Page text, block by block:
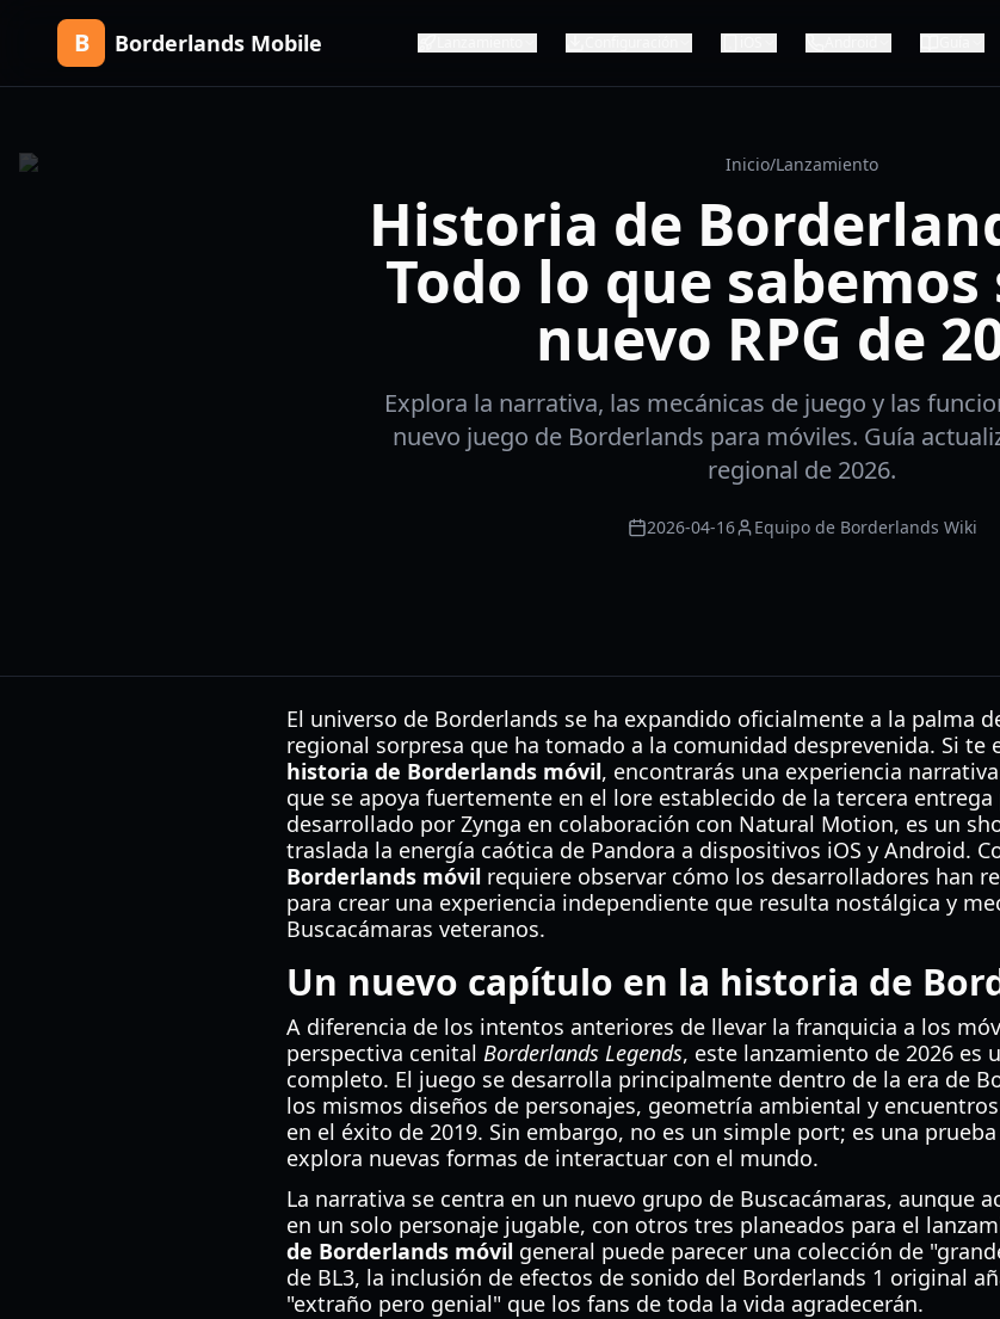
B Borderlands Mobile
Inicio/Lanzamiento
Historia de
Todo lo que sabemos
nuevo RPG de
Explora la narrativa, las mecánicas de juego y las
nuevo juego de Borderlands para móviles. Guía
regional de 2026.
2026-04-16 Equipo de Borderlands Wiki
El universo de Borderlands se ha expandido oficialmente a la palma
regional sorpresa que ha tomado a la comunidad desprevenida. Si te
historia de Borderlands móvil, encontrarás una experiencia
que se apoya fuertemente en el lore establecido de la tercera
desarrollado por Zynga en colaboración con Natural Motion, es un
traslada la energía caótica de Pandora a dispositivos iOS y Android.
Borderlands móvil requiere observar cómo los desarrolladores han
para crear una experiencia independiente que resulta nostálgica y
Buscacámaras veteranos.
Un nuevo capítulo en la historia de
A diferencia de los intentos anteriores de llevar la franquicia a los
perspectiva cenital Borderlands Legends, este lanzamiento de 2026 es
completo. El juego se desarrolla principalmente dentro de la era de
los mismos diseños de personajes, geometría ambiental y
en el éxito de 2019. Sin embargo, no es un simple port; es una
explora nuevas formas de interactuar con el mundo.
La narrativa se centra en un nuevo grupo de Buscacámaras, aunque
en un solo personaje jugable, con otros tres planeados para el
de Borderlands móvil general puede parecer una colección de
de BL3, la inclusión de efectos de sonido del Borderlands 1 original
"extraño pero genial" que los fans de toda la vida agradecerán.